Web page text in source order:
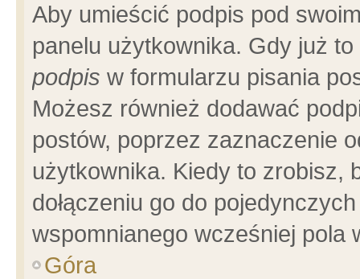
Aby umieścić podpis pod
panelu użytkownika. Gdy już
podpis w formularzu pisania
Możesz również dodawać
postów, poprzez zaznaczenie
użytkownika. Kiedy to zrobisz,
dołączeniu go do
wspomnianego wcześniej pola
Góra